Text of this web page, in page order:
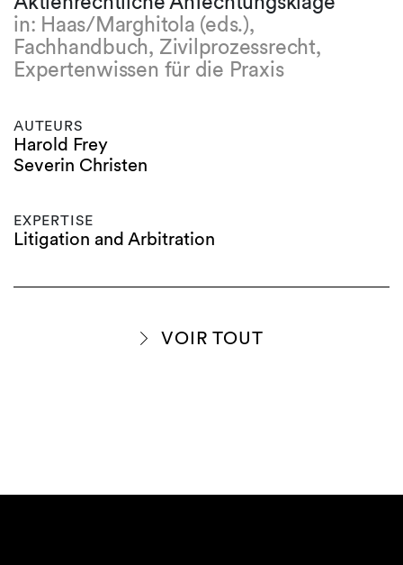
in: Haas/Marghitola (eds.),
Fachhandbuch, Zivilprozessrecht,
Expertenwissen für die Praxis
AUTEURS
Harold Frey
Severin Christen
EXPERTISE
Litigation and Arbitration
VOIR TOUT